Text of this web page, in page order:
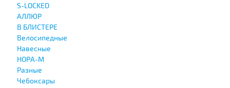
S-LOCKED
АЛЛЮР
В БЛИСТЕРЕ
Велосипедные
Навесные
НОРА-М
Разные
Чебоксары